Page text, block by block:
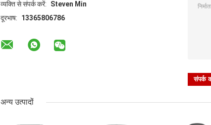
व्यक्ति से संपर्क करें:
Steven Min
दूरभाष:
13365806786
अन्य उत्पादों